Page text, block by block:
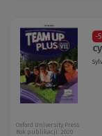
-
Oxford University Press
Rok publikacji: 2020